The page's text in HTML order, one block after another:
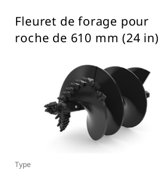
Fleuret de forage pour
roche de 610 mm (24 in)
Type